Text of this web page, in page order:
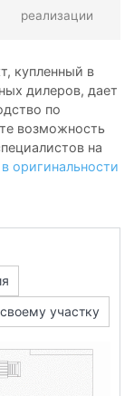
реализации
купленный в
дилеров, дает
по
возможность
на
оригинальности
участку